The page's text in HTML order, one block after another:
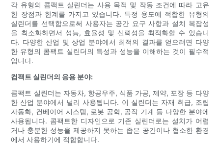
각 유형의 콤팩트 실린더는 사용 목적 및 작동 조건에 따라 고유
한 장점과 한계를 가지고 있습니다. 특정 용도에 적합한 유형의
실린더를 선택함으로써 사용자는 공간 요구 사항과 설치 복잡성
을 최소화하면서 성능, 효율성 및 신뢰성을 최적화할 수 있습니
다. 다양한 산업 및 상업 분야에서 최적의 결과를 얻으려면 다양
한 유형의 콤팩트 실린더의 특성과 성능을 이해하는 것이 필수적
입니다.
컴팩트 실린더의 응용 분야:
콤팩트 실린더는 자동차, 항공우주, 식품 가공, 제약, 포장 등 다양
한 산업 분야에서 널리 사용됩니다. 이 실린더는 자재 취급, 조립
자동화, 컨베이어 시스템, 로봇 공학, 공작 기계 등 다양한 분야에
사용됩니다. 콤팩트한 디자인으로 기존 실린더로는 설치가 어렵
거나 충분한 성능을 제공하지 못하는 좁은 공간이나 협소한 환경
에서 사용하기에 적합합니다.